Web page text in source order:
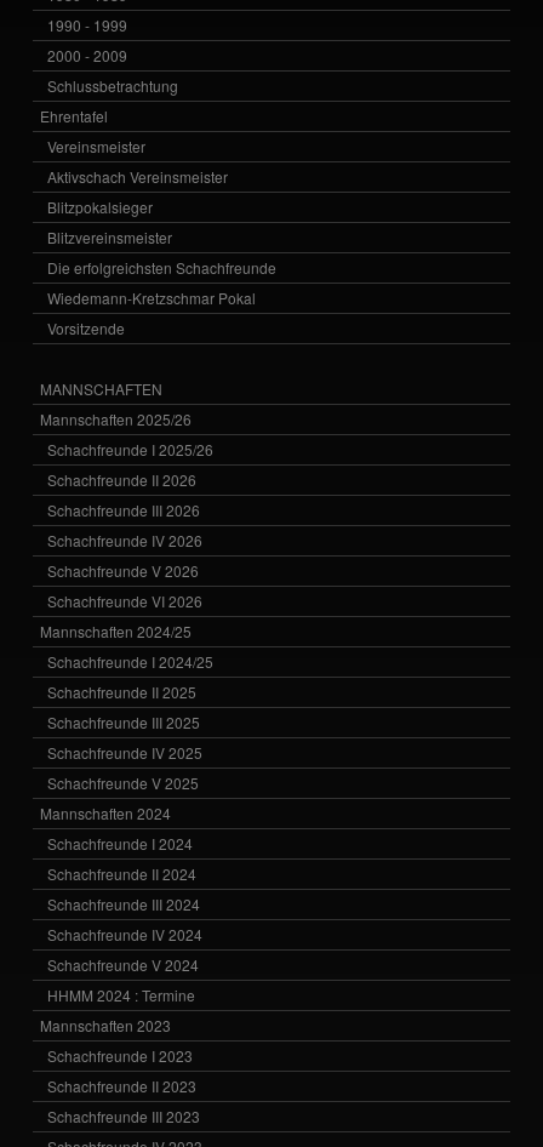
1990 - 1999
2000 - 2009
Schlussbetrachtung
Ehrentafel
Vereinsmeister
Aktivschach Vereinsmeister
Blitzpokalsieger
Blitzvereinsmeister
Die erfolgreichsten Schachfreunde
Wiedemann-Kretzschmar Pokal
Vorsitzende
MANNSCHAFTEN
Mannschaften 2025/26
Schachfreunde I 2025/26
Schachfreunde II 2026
Schachfreunde III 2026
Schachfreunde IV 2026
Schachfreunde V 2026
Schachfreunde VI 2026
Mannschaften 2024/25
Schachfreunde I 2024/25
Schachfreunde II 2025
Schachfreunde III 2025
Schachfreunde IV 2025
Schachfreunde V 2025
Mannschaften 2024
Schachfreunde I 2024
Schachfreunde II 2024
Schachfreunde III 2024
Schachfreunde IV 2024
Schachfreunde V 2024
HHMM 2024 : Termine
Mannschaften 2023
Schachfreunde I 2023
Schachfreunde II 2023
Schachfreunde III 2023